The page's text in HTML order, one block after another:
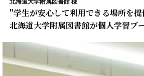
北海道大学附属図書館 様
"学生が安心して利用できる場所を
北海道大学附属図書館が個人学習ブ